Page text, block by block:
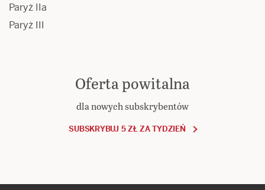
Paryż IIa
Paryż III
Oferta powitalna
dla nowych subskrybentów
SUBSKRYBUJ 5 ZŁ ZA TYDZIEŃ